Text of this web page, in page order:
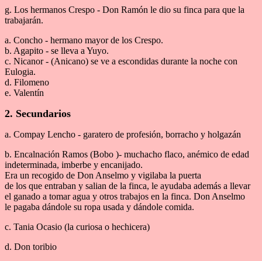
g. Los hermanos Crespo - Don Ramón le dio su finca para que la
trabajarán.
a. Concho - hermano mayor de los Crespo.
b. Agapito - se lleva a Yuyo.
c. Nicanor - (Anicano) se ve a escondidas durante la noche con
Eulogia.
d. Filomeno
e. Valentín
2. Secundarios
a. Compay Lencho - garatero de profesión, borracho y holgazán
b. Encalnación Ramos (Bobo )- muchacho flaco, anémico de edad
indeterminada, imberbe y encanijado.
Era un recogido de Don Anselmo y vigilaba la puerta
de los que entraban y salian de la finca, le ayudaba además a llevar
el ganado a tomar agua y otros trabajos en la finca. Don Anselmo
le pagaba dándole su ropa usada y dándole comida.
c. Tania Ocasio (la curiosa o hechicera)
d. Don toribio